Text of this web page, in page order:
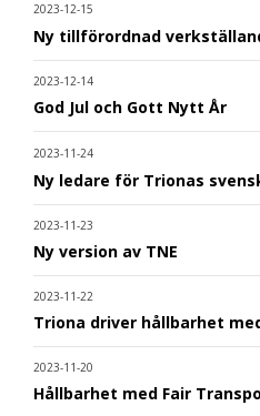
2023-12-15
Ny tillförordnad
2023-12-14
God Jul och Gott Nytt År
2023-11-24
Ny ledare för Trionas
2023-11-23
Ny version av TNE
2023-11-22
Triona driver hållbarhet
2023-11-20
Hållbarhet med Fair